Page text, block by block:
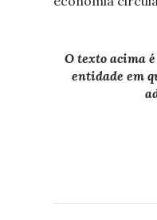
O texto acima
entidade em